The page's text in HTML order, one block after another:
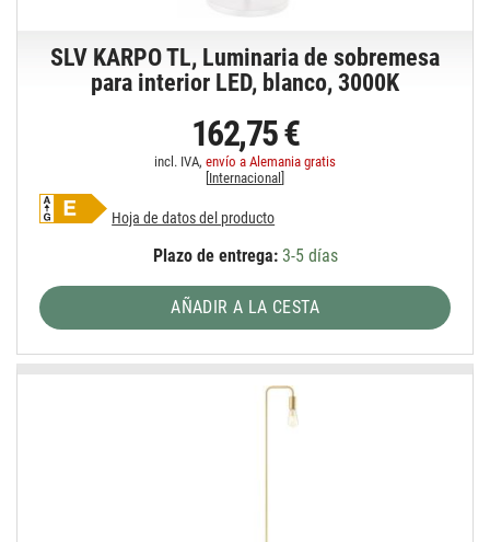
SLV KARPO TL, Luminaria de sobremesa
para interior LED, blanco, 3000K
162,75 €
incl. IVA,envío a Alemania gratis
Internacional
Hoja de datos del producto
Plazo de entrega:3-5 días
AÑADIR A LA CESTA